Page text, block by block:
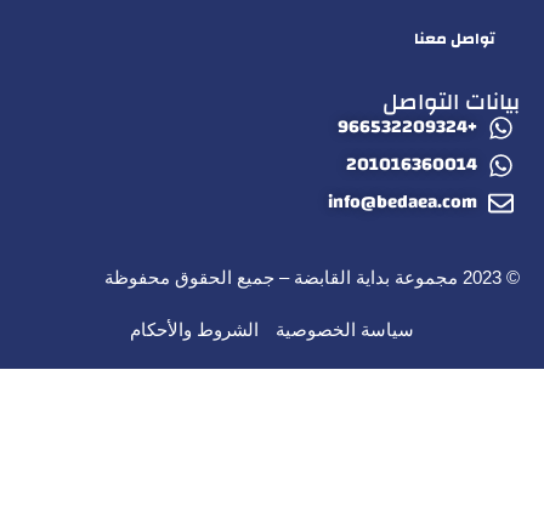
تواصل معنا
بيانات التواصل
+966532209324
201016360014
info@bedaea.com
سياسة الخصوصية الشروط والأحكام